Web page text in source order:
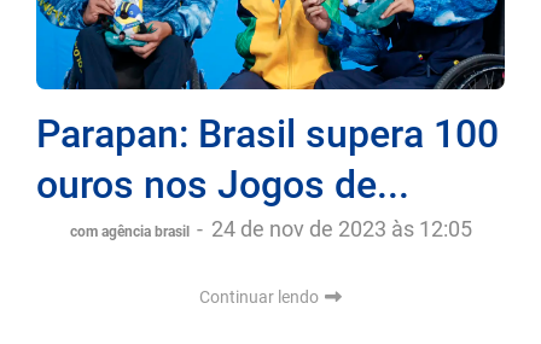
Parapan: Brasil supera 100
ouros nos Jogos de...
com agência brasil - 24 de nov de 2023 às 12:05
Continuar lendo